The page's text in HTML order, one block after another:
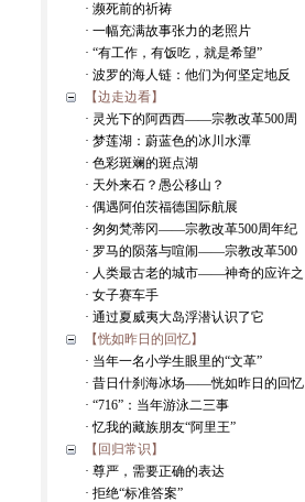
· 濒死前的祈祷
· 一幅充满故事张力的老照片
· “有工作，有饭吃，就是希望”
· 波罗的海人链：他们为何坚定地反
【边走边看】
· 灵光下的阿西西——宗教改革500周
· 梦莲湖：蔚蓝色的冰川水潭
· 色彩斑斓的斑点湖
· 天外来石？愚公移山？
· 偶遇阿伯茨福德国际航展
· 匆匆梵蒂冈——宗教改革500周年纪
· 罗马的陨落与喧闹——宗教改革500
· 人类最古老的城市——神奇的应许之
· 女子赛车手
· 通过夏威夷大岛浮潜认识了它
【恍如昨日的回忆】
· 当年一名小学生眼里的“文革”
· 昔日什刹海冰场——恍如昨日的回忆
· “716”：当年游泳二三事
· 忆我的藏族朋友“阿里王”
【回归常识】
· 尊严，需要正确的表达
· 拒绝“标准答案”